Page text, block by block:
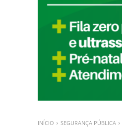
INÍCIO SEGURANÇA PÚBLICA